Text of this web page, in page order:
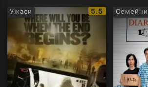
Ужаси
IMDb
рейтинг:
5.5 Семейни